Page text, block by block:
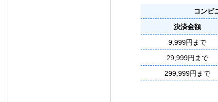
コンビ
決済金額
9,999円まで
29,999円まで
299,999円まで